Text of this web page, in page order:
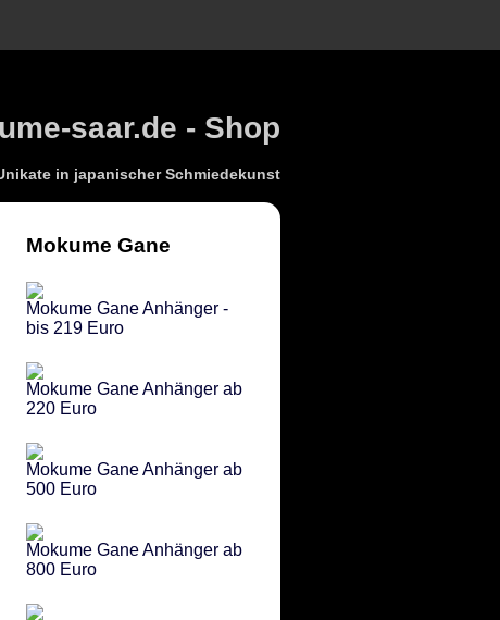
saar.de - Shop
in japanischer Schmiedekunst
Mokume Gane
Mokume Gane Anhänger -
bis 219 Euro
Mokume Gane Anhänger ab
220 Euro
Mokume Gane Anhänger ab
500 Euro
Mokume Gane Anhänger ab
800 Euro